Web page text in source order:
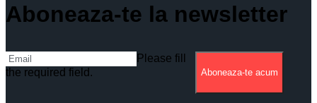
Aboneaza-te la newsletter
Please fill
the required field.
Aboneaza-te acum